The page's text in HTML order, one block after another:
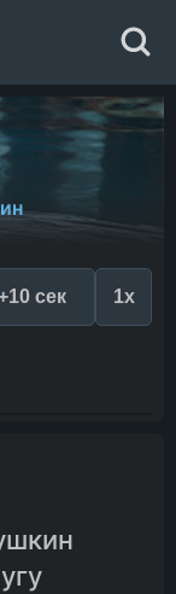
сек 1x